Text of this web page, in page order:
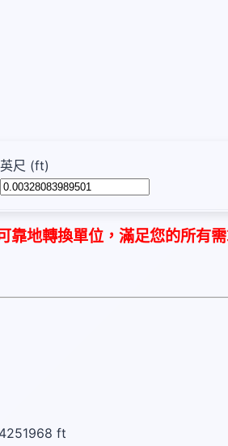
英尺 (ft)
靠地轉換單位，滿足您的所有
ft